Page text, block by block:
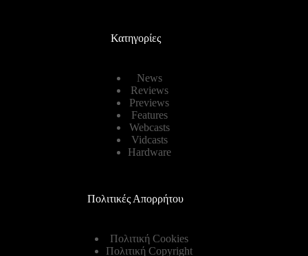
Κατηγορίες
News
Reviews
Previews
Features
Webcasts
Vidcasts
Hardware
Πολιτικές Απορρήτου
Πολιτική Cookies
Πολιτική Copyright